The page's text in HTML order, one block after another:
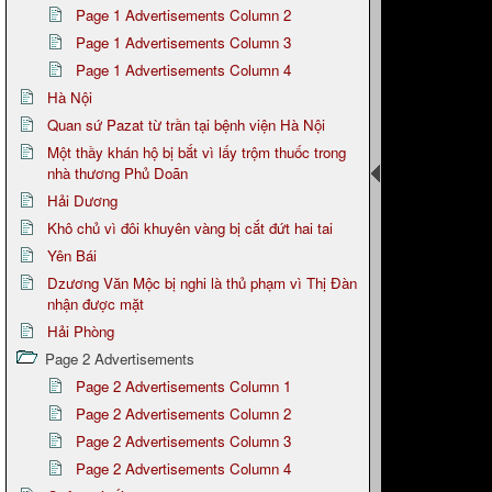
Page 1 Advertisements Column 2
Page 1 Advertisements Column 3
Page 1 Advertisements Column 4
Hà Nội
Quan sứ Pazat từ trần tại bệnh viện Hà Nội
Một thầy khán hộ bị bắt vì lấy trộm thuốc trong
nhà thương Phủ Doãn
Hải Dương
Khô chủ vì đôi khuyên vàng bị cắt đứt hai tai
Yên Bái
Dzương Văn Mộc bị nghi là thủ phạm vì Thị Đàn
nhận được mặt
Hải Phòng
Page 2 Advertisements
Page 2 Advertisements Column 1
Page 2 Advertisements Column 2
Page 2 Advertisements Column 3
Page 2 Advertisements Column 4